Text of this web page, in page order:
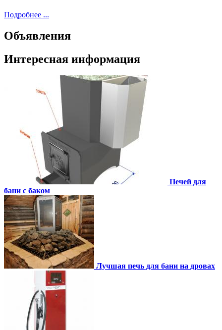
Подробнее ...
Объявления
Интересная информация
Печей для
бани с баком
Лучшая печь для бани на дровах